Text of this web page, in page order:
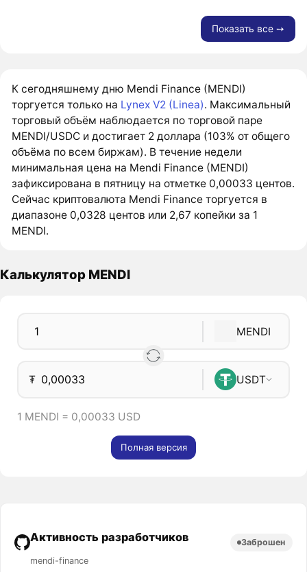
Показать все ➙
К сегодняшнему дню Mendi Finance (MENDI)
торгуется только на Lynex V2 (Linea). Максимальный
торговый объём наблюдается по торговой паре
MENDI/USDC и достигает 2 доллара (103% от общего
объёма по всем биржам). В течение недели
минимальная цена на Mendi Finance (MENDI)
зафиксирована в пятницу на отметке 0,00033 центов.
Сейчас криптовалюта Mendi Finance торгуется в
диапазоне 0,0328 центов или 2,67 копейки за 1
MENDI.
Калькулятор MENDI
MENDI
₮ USDT
1 MENDI = 0,00033 USD
Полная версия
Активность разработчиков
mendi-finance
Заброшен